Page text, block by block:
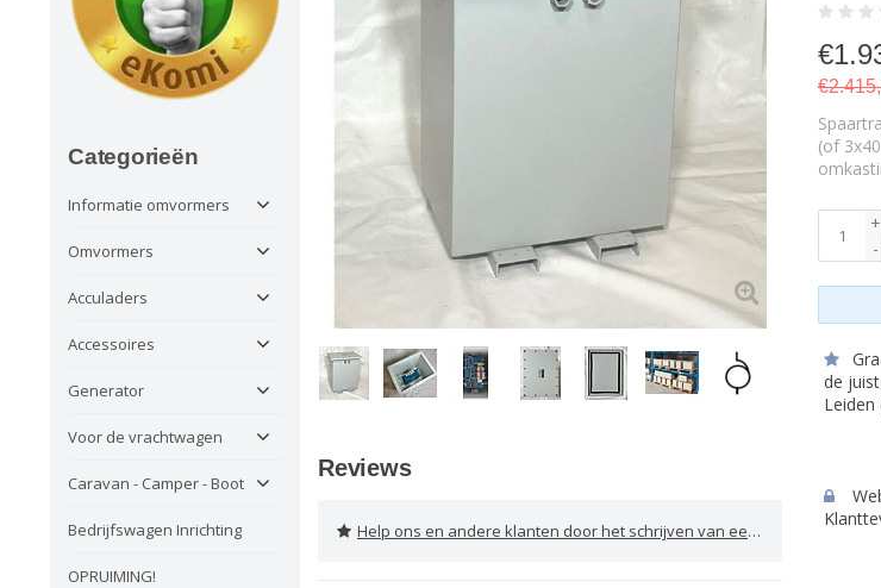
Categorieën
Informatie omvormers
Omvormers
Acculaders
Accessoires
Generator
Voor de vrachtwagen
Caravan - Camper - Boot
Bedrijfswagen Inrichting
OPRUIMING!
Reviews
Help ons en andere klanten door het schrijven van een review
€
(of
+
-
de